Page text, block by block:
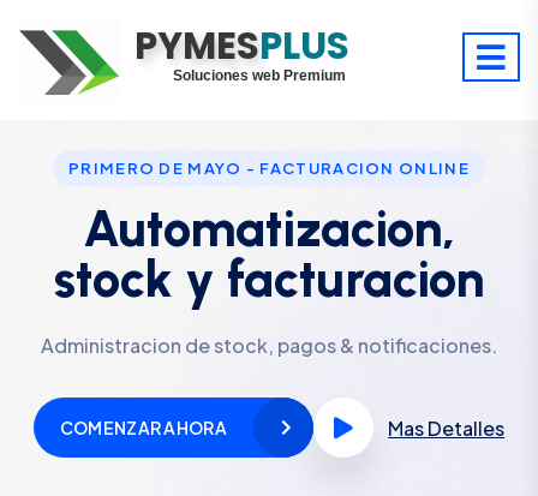
PYMESPLUS
Digitaliza tu éxito
Soluciones web Premium
PRIMERO DE MAYO - FACTURACION ONLINE
Automatizacion,
stock y facturacion
Administracion de stock, pagos & notificaciones.
COMENZAR AHORA Mas Detalles